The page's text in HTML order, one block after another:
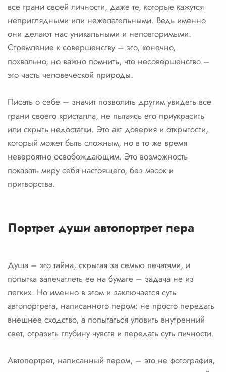
все грани своей личности, даже те, которые кажутся
неприглядными или нежелательными. Ведь именно
они делают нас уникальными и неповторимыми.
Стремление к совершенству – это, конечно,
похвально, но важно помнить, что несовершенство –
это часть человеческой природы.
Писать о себе – значит позволить другим увидеть все
грани своего кристалла, не пытаясь его приукрасить
или скрыть недостатки. Это акт доверия и открытости,
который может быть сложным, но в то же время
невероятно освобождающим. Это возможность
показать миру себя настоящего, без масок и
притворства.
Портрет души автопортрет пера
Душа – это тайна, скрытая за семью печатями, и
попытка запечатлеть ее на бумаге – задача не из
легких. Но именно в этом и заключается суть
автопортрета, написанного пером: не просто передать
внешнее сходство, а попытаться уловить внутренний
свет, отразить глубину чувств и передать суть личности.
Автопортрет, написанный пером, – это не фотография,